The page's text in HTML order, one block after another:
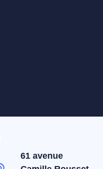
61 avenue